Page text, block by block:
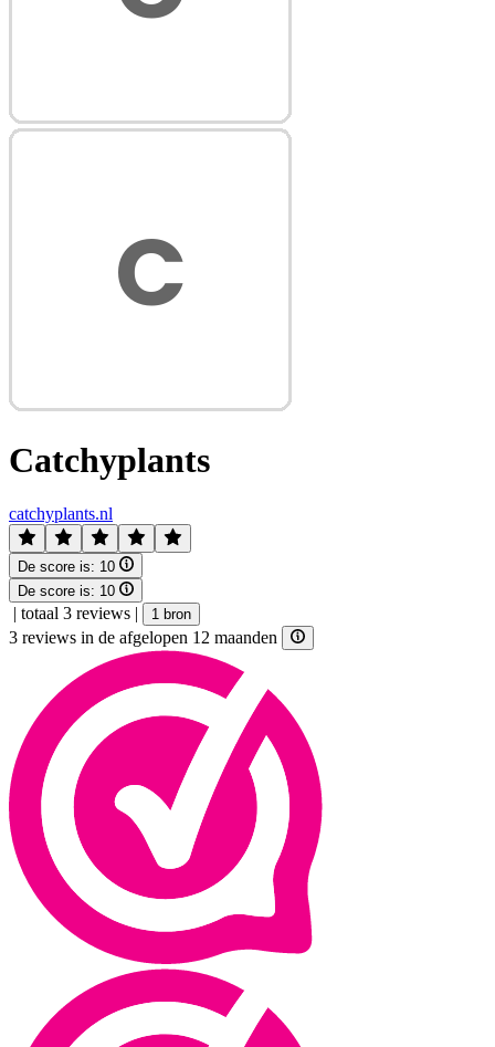
Catchyplants
catchyplants.nl
De score is: 10
De score is: 10
| totaal 3 reviews | 1 bron
3 reviews in de afgelopen 12 maanden